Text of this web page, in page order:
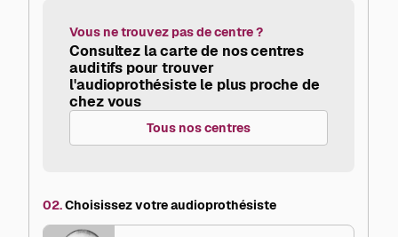
Vous ne trouvez pas de centre ?
Consultez la carte de nos centres
auditifs pour trouver
l'audioprothésiste le plus proche de
chez vous
Tous nos centres
02.Choisissez votre audioprothésiste